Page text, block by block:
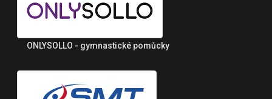
ONLYSOLLO - gymnastické pomůcky